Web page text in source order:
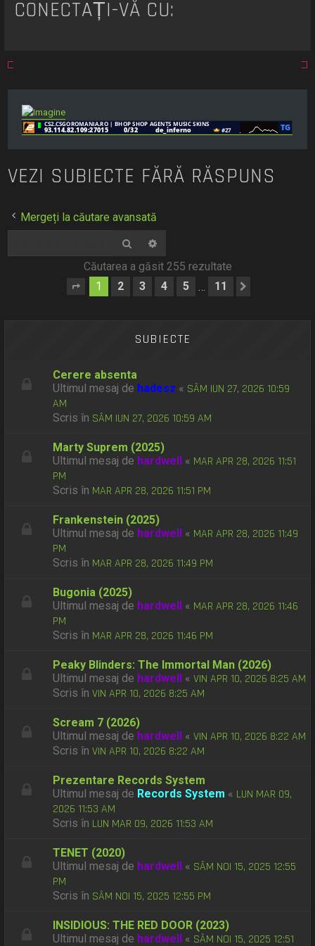
CONECTAȚI-VĂ CU:
VEZI SUBIECTE FĂRĂ RĂSPUNS
Mergeți la căutare avansată
Căutare
Căutarea a găsit 255 rezultate
Pagina1 din 11
1 2 3 4 5 … 11
SUBIECTE
Cerere absenta
Ultimul mesaj de hadesz « SÂM IUN 27, 2026 10:59
AM
Scris în SÂM IUN 27, 2026 10:59 AM
Marty Suprem (2025)
Ultimul mesaj de hardwell « MAR APR 28, 2026 11:51
PM
Scris în MAR APR 28, 2026 11:51 PM
Frankenstein (2025)
Ultimul mesaj de hardwell « MAR APR 28, 2026 11:49
PM
Scris în MAR APR 28, 2026 11:49 PM
Bugonia (2025)
Ultimul mesaj de hardwell « MAR APR 28, 2026 11:46
PM
Scris în MAR APR 28, 2026 11:46 PM
Peaky Blinders: The Immortal Man (2026)
Ultimul mesaj de hardwell «VIN APR 10, 2026 8:25 AM
Scris înVIN APR 10, 2026 8:25 AM
Scream 7 (2026)
Ultimul mesaj de hardwell «VIN APR 10, 2026 8:22 AM
Scris înVIN APR 10, 2026 8:22 AM
Prezentare Records System
Ultimul mesaj de Records System « LUN MAR 09,
2026 11:53 AM
Scris în LUN MAR 09, 2026 11:53 AM
TENET (2020)
Ultimul mesaj de hardwell « SÂM NOI 15, 2025 12:55
PM
Scris în SÂM NOI 15, 2025 12:55 PM
INSIDIOUS: THE RED DOOR (2023)
Ultimul mesaj de hardwell « SÂM NOI 15, 2025 12:51